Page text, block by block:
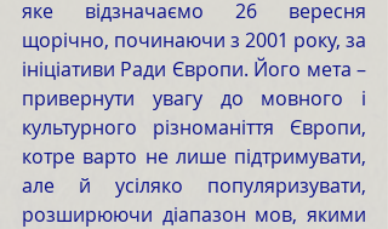
яке відзначаємо 26 вересня
щорічно, починаючи з 2001 року, за
ініціативи Ради Європи. Його мета –
привернути увагу до мовного і
культурного різноманіття Європи,
котре варто не лише підтримувати,
але й усіляко популяризувати,
розширюючи діапазон мов, якими